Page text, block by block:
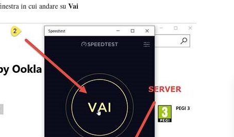
in cui andare su Vai